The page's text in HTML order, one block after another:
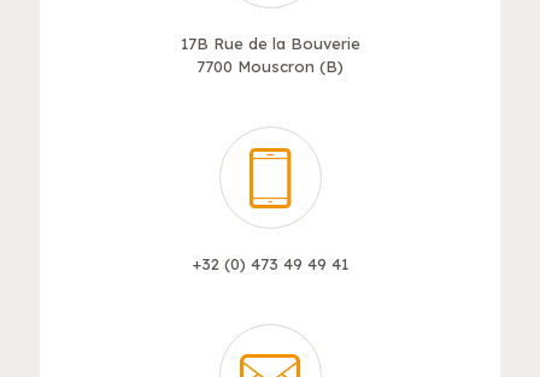
17B Rue de la Bouverie
7700 Mouscron (B)
+32 (0) 473 49 49 41